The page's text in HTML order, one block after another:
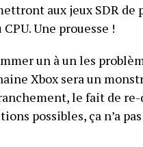
aux jeux SDR de
Une prouesse !
un à un les
Xbox sera un
le fait de re-
possibles, ça n’a